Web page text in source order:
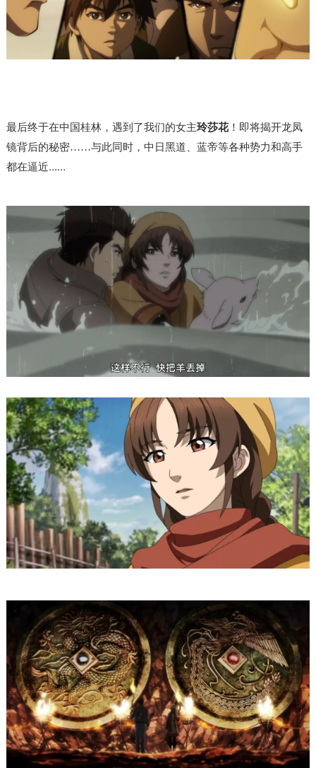
最后终于在中国桂林，遇到了我们的女主玲莎花！即将揭开龙凤
镜背后的秘密……与此同时，中日黑道、蓝帝等各种势力和高手
都在逼近……